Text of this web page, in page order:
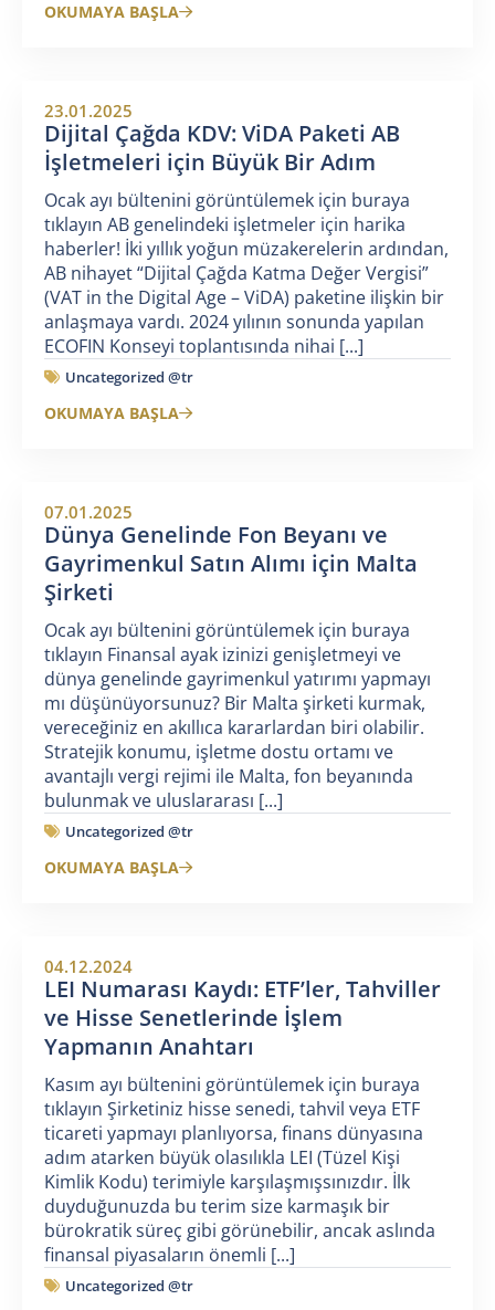
OKUMAYA BAŞLA
23.01.2025
Dijital Çağda KDV: ViDA Paketi AB
İşletmeleri için Büyük Bir Adım
Ocak ayı bültenini görüntülemek için buraya
tıklayın AB genelindeki işletmeler için harika
haberler! İki yıllık yoğun müzakerelerin ardından,
AB nihayet “Dijital Çağda Katma Değer Vergisi”
(VAT in the Digital Age – ViDA) paketine ilişkin bir
anlaşmaya vardı. 2024 yılının sonunda yapılan
ECOFIN Konseyi toplantısında nihai [...]
Uncategorized @tr
OKUMAYA BAŞLA
07.01.2025
Dünya Genelinde Fon Beyanı ve
Gayrimenkul Satın Alımı için Malta
Şirketi
Ocak ayı bültenini görüntülemek için buraya
tıklayın Finansal ayak izinizi genişletmeyi ve
dünya genelinde gayrimenkul yatırımı yapmayı
mı düşünüyorsunuz? Bir Malta şirketi kurmak,
vereceğiniz en akıllıca kararlardan biri olabilir.
Stratejik konumu, işletme dostu ortamı ve
avantajlı vergi rejimi ile Malta, fon beyanında
bulunmak ve uluslararası [...]
Uncategorized @tr
OKUMAYA BAŞLA
04.12.2024
LEI Numarası Kaydı: ETF’ler, Tahviller
ve Hisse Senetlerinde İşlem
Yapmanın Anahtarı
Kasım ayı bültenini görüntülemek için buraya
tıklayın Şirketiniz hisse senedi, tahvil veya ETF
ticareti yapmayı planlıyorsa, finans dünyasına
adım atarken büyük olasılıkla LEI (Tüzel Kişi
Kimlik Kodu) terimiyle karşılaşmışsınızdır. İlk
duyduğunuzda bu terim size karmaşık bir
bürokratik süreç gibi görünebilir, ancak aslında
finansal piyasaların önemli [...]
Uncategorized @tr